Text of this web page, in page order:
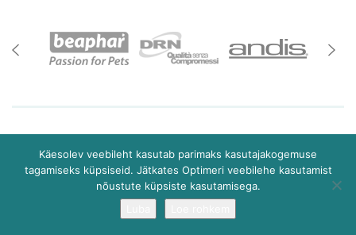
Teemeistri 2/2 10916 Tallinn
+372 6 081 181
tellimine@optimer.ee
AMA
Käesolev veebileht kasutab parimaks kasutajakogemuse
tagamiseks küpsiseid. Jätkates Optimeri veebilehe kasutamist
nõustute küpsiste kasutamisega.